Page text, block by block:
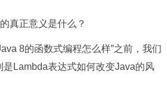
真正意义是什么？
8的函数式编程怎么样”之前，我们
是Lambda表达式如何改变Java的风